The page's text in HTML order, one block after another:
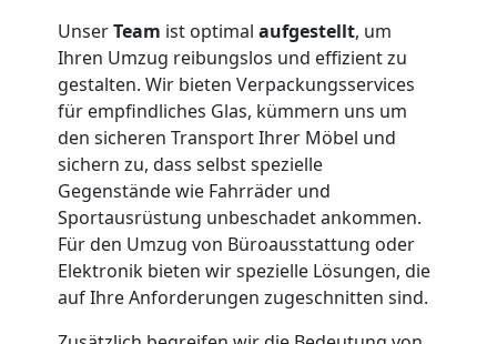
UnserTeam ist optimal aufgestellt, um
Ihren Umzug reibungslos und effizient zu
gestalten. Wir bieten Verpackungsservices
für empfindliches Glas, kümmern uns um
den sicheren Transport Ihrer Möbel und
sichern zu, dass selbst spezielle
Gegenstände wie Fahrräder und
Sportausrüstung unbeschadet ankommen.
Für den Umzug von Büroausstattung oder
Elektronik bieten wir spezielle Lösungen, die
auf Ihre Anforderungen zugeschnitten sind.